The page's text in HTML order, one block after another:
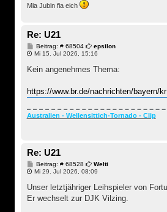
Mia Jubln fia eich
Re: U21
Beitrag: # 68504B
e
t
g
epsilon
Mi 15. Jul 2026, 15:16
Kein angenehmes Thema:
https://www.br.de/nachrichten/bayern/
Australien - Wellensittich-Tornado - Clip
Re: U21
Beitrag: # 68528 B
e
t
r
a
Welti
Mi 29. Jul 2026, 08:09
Unser letztjähriger Leihspieler von
Er wechselt zur DJK Vilzing.